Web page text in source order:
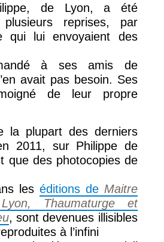
de Lyon, a été
reprises, par
qui lui envoyaient des
à ses amis de
avait pas besoin. Ses
de leur propre
la plupart des derniers
2011, sur Philippe de
que des photocopies de
les éditions de Maitre
Thaumaturge et
, sont devenues illisibles
à l’infini